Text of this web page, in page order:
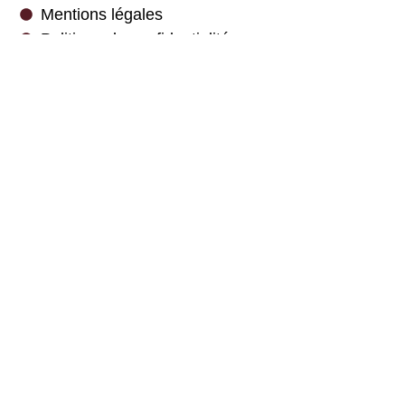
Mentions légales
Politique de confidentialité